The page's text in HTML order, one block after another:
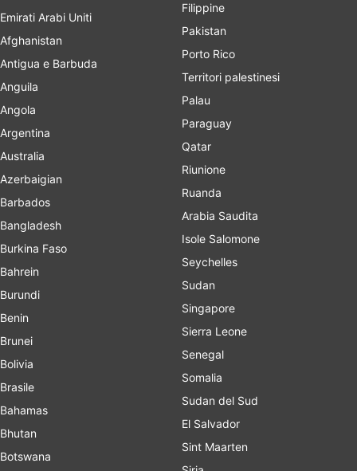
Emirati Arabi Uniti
Afghanistan
Antigua e Barbuda
Anguila
Angola
Argentina
Australia
Azerbaigian
Barbados
Bangladesh
Burkina Faso
Bahrein
Burundi
Benin
Brunei
Bolivia
Brasile
Bahamas
Bhutan
Botswana
Filippine
Pakistan
Porto Rico
Territori palestinesi
Palau
Paraguay
Qatar
Riunione
Ruanda
Arabia Saudita
Isole Salomone
Seychelles
Sudan
Singapore
Sierra Leone
Senegal
Somalia
Sudan del Sud
El Salvador
Sint Maarten